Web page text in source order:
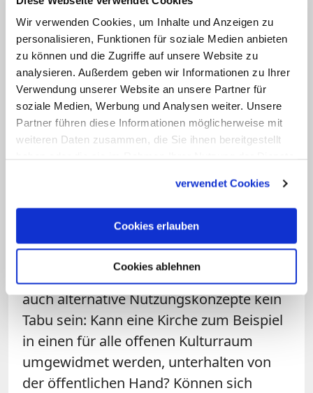
Wir verwenden Cookies, um Inhalte und Anzeigen zu
personalisieren, Funktionen für soziale Medien anbieten
zu können und die Zugriffe auf unsere Website zu
analysieren. Außerdem geben wir Informationen zu Ihrer
Verwendung unserer Website an unsere Partner für
soziale Medien, Werbung und Analysen weiter. Unsere
Partner führen diese Informationen möglicherweise mit
weiteren Daten zusammen, die Sie ihnen bereitgestellt
verwendet Cookies
Cookies erlauben
Cookies ablehnen
Erkelenz im rheinischen
Braunkohlerevier beobachten.Da
musste der "Immerather Dom", eine
stattliche neuromanische Kirche, dem
Braunkohltagebau weichen.Wenn der
letzte Kirchturm von Abrissbaggern zu
Fall gebracht wird, dann ist eine
Deshalb muss der Abriss von Kirchen
trotz sinkender Mitgliederzahlen, trotz
sinkender Mittel Ultima Ratio bleiben.
Der Kirchturm gehört zum Dorf, er bleibt
ein Identifikationspunkt. Deshalb dürfen
auch alternative Nutzungskonzepte kein
Tabu sein: Kann eine Kirche zum Beispiel
in einen für alle offenen Kulturraum
umgewidmet werden, unterhalten von
der öffentlichen Hand? Können sich